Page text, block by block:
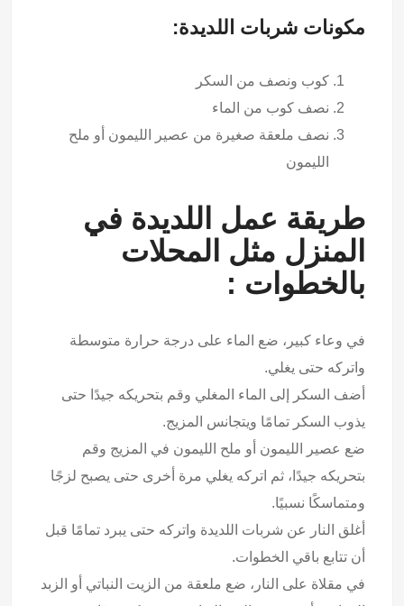
مكونات شربات اللديدة:
كوب ونصف من السكر
نصف كوب من الماء
نصف ملعقة صغيرة من عصير الليمون أو ملح
الليمون
طريقة عمل اللديدة في
المنزل مثل المحلات
بالخطوات :
في وعاء كبير، ضع الماء على درجة حرارة متوسطة
واتركه حتى يغلي.
أضف السكر إلى الماء المغلي وقم بتحريكه جيدًا حتى
يذوب السكر تمامًا ويتجانس المزيج.
ضع عصير الليمون أو ملح الليمون في المزيج وقم
بتحريكه جيدًا، ثم اتركه يغلي مرة أخرى حتى يصبح لزجًا
ومتماسكًا نسبيًا.
أغلق النار عن شربات اللديدة واتركه حتى يبرد تمامًا قبل
أن تتابع باقي الخطوات.
في مقلاة على النار، ضع ملعقة من الزيت النباتي أو الزبد